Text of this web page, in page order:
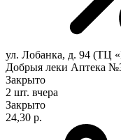
ул. Лобанка, д. 94 (ТЦ
Добрыя леки Аптека
Закрыто
2 шт. вчера
Закрыто
24,30 р.